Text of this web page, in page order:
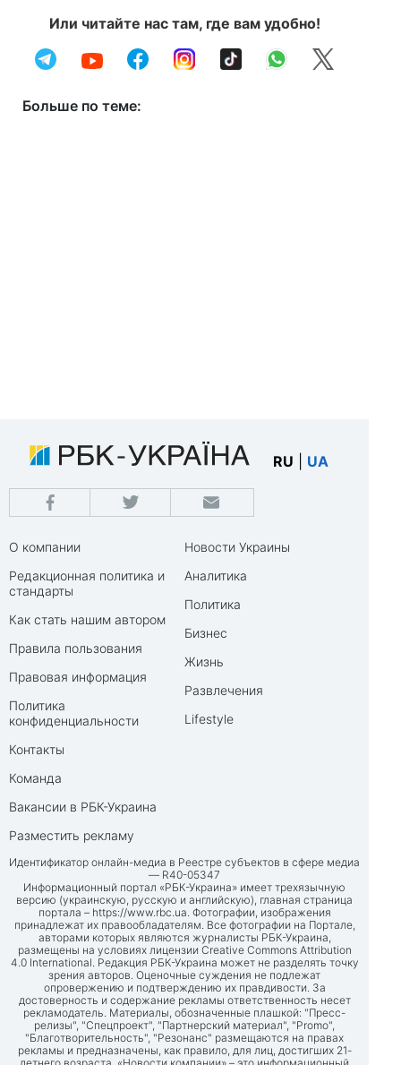
Или читайте нас там, где вам удобно!
Больше по теме:
RU UA
О компании
Редакционная политика и
стандарты
Как стать нашим автором
Правила пользования
Правовая информация
Политика
конфиденциальности
Контакты
Команда
Вакансии в РБК-Украина
Разместить рекламу
Новости Украины
Аналитика
Политика
Бизнес
Жизнь
Развлечения
Lifestyle
Идентификатор онлайн-медиа в Реестре субъектов в сфере медиа
— R40-05347
Информационный портал «РБК-Украина» имеет трехязычную
версию (украинскую, русскую и английскую), главная страница
портала – https://www.rbc.ua. Фотографии, изображения
принадлежат их правообладателям. Все фотографии на Портале,
авторами которых являются журналисты РБК-Украина,
размещены на условиях лицензии Creative Commons Attribution
4.0 International. Редакция РБК-Украина может не разделять точку
зрения авторов. Оценочные суждения не подлежат
опровержению и подтверждению их правдивости. За
достоверность и содержание рекламы ответственность несет
рекламодатель. Материалы, обозначенные плашкой: "Пресс-
релизы", "Спецпроект", "Партнерский материал", "Promo",
"Благотворительность", "Резонанс" размещаются на правах
рекламы и предназначены, как правило, для лиц, достигших 21-